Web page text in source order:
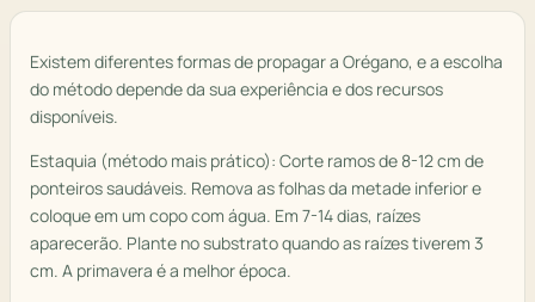
Existem diferentes formas de propagar a Orégano, e a escolha
do método depende da sua experiência e dos recursos
disponíveis.
Estaquia (método mais prático): Corte ramos de 8-12 cm de
ponteiros saudáveis. Remova as folhas da metade inferior e
coloque em um copo com água. Em 7-14 dias, raízes
aparecerão. Plante no substrato quando as raízes tiverem 3
cm. A primavera é a melhor época.